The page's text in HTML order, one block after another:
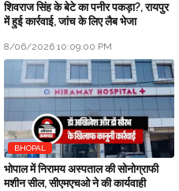
शिवराज सिंह के बेटे का पनीर पकड़ा?, रायपुर
में हुई कार्रवाई, जांच के लिए लैब भेजा
8/06/2026 10:09:00 PM
BHOPAL
भोपाल में निरामय अस्पताल की सोनोग्राफी
मशीन सील, सीएमएचओ ने की कार्यवाही